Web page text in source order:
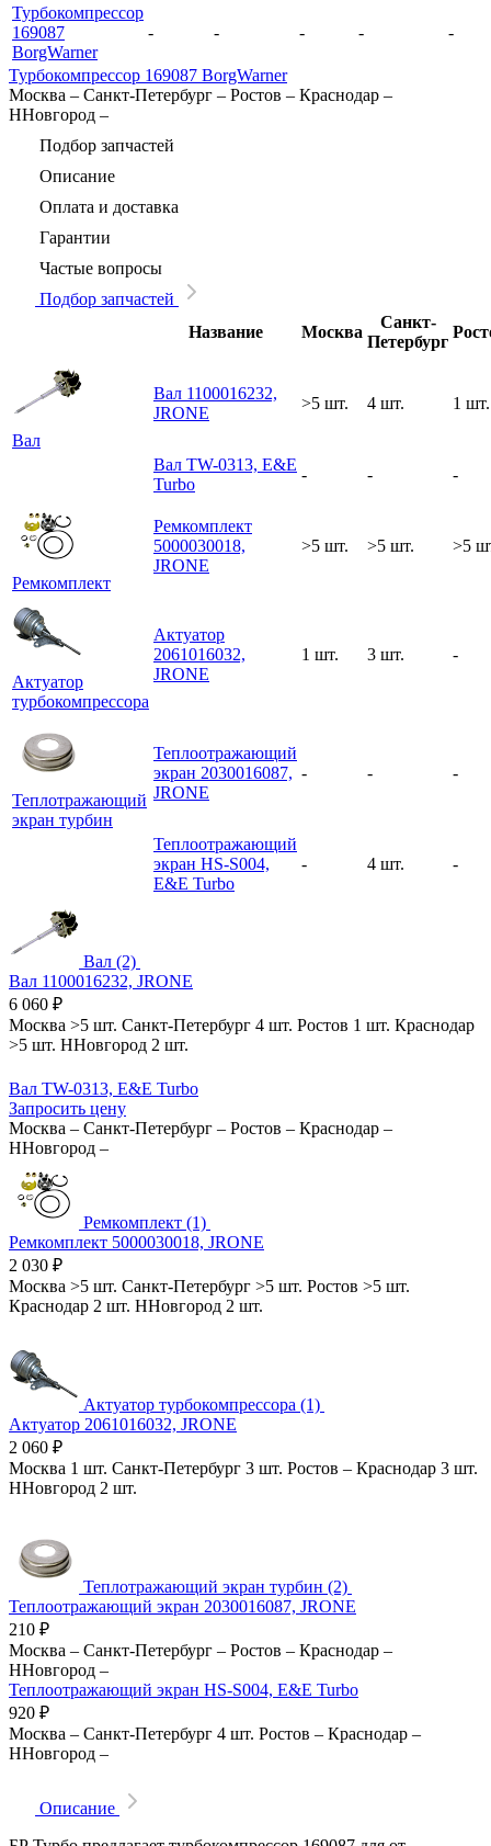
Турбокомпрессор
169087
BorgWarner
- - - - -
Турбокомпрессор 169087 BorgWarner
Москва – Санкт-Петербург – Ростов – Краснодар –
ННовгород –
Подбор запчастей
Описание
Оплата и доставка
Гарантии
Частые вопросы
Подбор запчастей
Название
Москва
Санкт-
Петербург
Вал
Вал 1100016232,
JRONE
>5 шт. 4 шт. 1 шт.
Вал TW-0313, E&E
Turbo
- - -
Ремкомплект
Ремкомплект
5000030018,
JRONE
>5 шт. >5 шт. >5
Актуатор
турбокомпрессора
Актуатор
2061016032,
JRONE
1 шт. 3 шт. -
Теплотражающий
экран турбин
Теплоотражающий
экран 2030016087,
JRONE
- - -
Теплоотражающий
экран HS-S004,
E&E Turbo
- 4 шт. -
Вал (2)
Вал 1100016232, JRONE
6 060 ₽
Москва >5 шт. Санкт-Петербург 4 шт. Ростов 1 шт. Краснодар
>5 шт. ННовгород 2 шт.
Вал TW-0313, E&E Turbo
Запросить цену
Москва – Санкт-Петербург – Ростов – Краснодар –
ННовгород –
Ремкомплект (1)
Ремкомплект 5000030018, JRONE
2 030 ₽
Москва >5 шт. Санкт-Петербург >5 шт. Ростов >5 шт.
Краснодар 2 шт. ННовгород 2 шт.
Актуатор турбокомпрессора (1)
Актуатор 2061016032, JRONE
2 060 ₽
Москва 1 шт. Санкт-Петербург 3 шт. Ростов – Краснодар 3 шт.
ННовгород 2 шт.
Теплотражающий экран турбин (2)
Теплоотражающий экран 2030016087, JRONE
210 ₽
Москва – Санкт-Петербург – Ростов – Краснодар –
ННовгород –
Теплоотражающий экран HS-S004, E&E Turbo
920 ₽
Москва – Санкт-Петербург 4 шт. Ростов – Краснодар –
ННовгород –
Описание